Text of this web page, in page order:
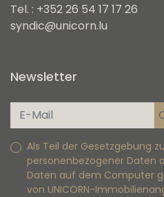
Tel. : +352 26 54 17 17 26
syndic@unicorn.lu
Newsletter
Als Teil der Gesetzgebung
personenbezogener Daten
Daten auf dem Computer
von UNICORN-